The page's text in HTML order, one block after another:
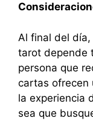
Al final del
tarot depende
persona que
cartas ofrecen
la experiencia
sea que